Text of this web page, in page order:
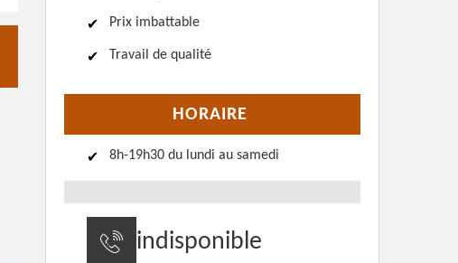
Prix imbattable
Travail de qualité
HORAIRE
8h-19h30 du lundi au samedi
indisponible